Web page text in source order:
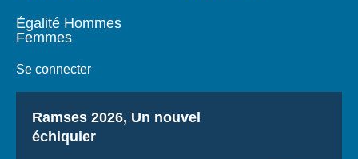
Égalité Hommes
Femmes
Se connecter
Titre
Ramses 2026, Un nouvel
échiquier